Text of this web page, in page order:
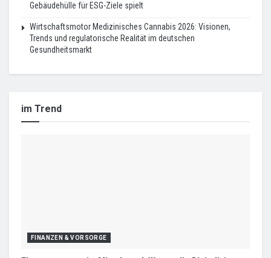
Gebäudehülle für ESG-Ziele spielt
Wirtschaftsmotor Medizinisches Cannabis 2026: Visionen,
Trends und regulatorische Realität im deutschen
Gesundheitsmarkt
im Trend
FINANZEN & VORSORGE